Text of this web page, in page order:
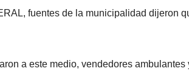
fuentes de la municipalidad dijeron
a este medio, vendedores